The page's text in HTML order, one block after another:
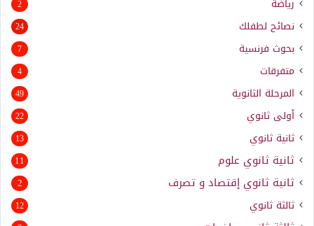
رياضة 2
نصائح لطفلك 24
بحوث فرنسية 7
متفرقات 4
المرحلة الثانوية 49
أولى ثانوي 22
ثانية ثانوي 13
ثانية ثانوي علوم 11
ثانية ثانوي إقتصاد و تصرف 2
ثالثة ثانوي 12